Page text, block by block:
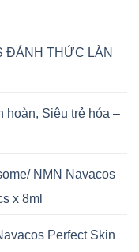
ĐÁNH THỨC LÀN
hoàn, Siêu trẻ hóa –
NMN Navacos
x 8ml
Perfect Skin